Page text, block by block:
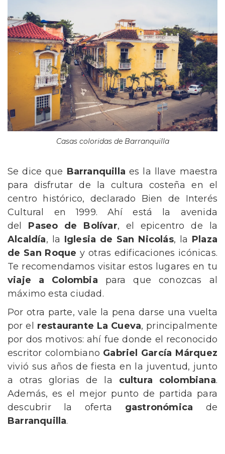
Casas coloridas de Barranquilla
Se dice que Barranquilla es la llave maestra
para disfrutar de la cultura costeña en el
centro histórico, declarado Bien de Interés
Cultural en 1999. Ahí está la avenida
del
Paseo de Bolívar, el epicentro de la
Alcaldía, la Iglesia de San Nicolás, la Plaza
de San Roque y otras edificaciones icónicas.
Te recomendamos visitar estos lugares en tu
viaje a Colombia para que conozcas al
máximo esta ciudad.
Por otra parte, vale la pena darse una vuelta
por el restaurante La Cueva, principalmente
por dos motivos: ahí fue donde el reconocido
escritor colombiano Gabriel García Márquez
vivió sus años de fiesta en la juventud, junto
a otras glorias de la cultura colombiana.
Además, es el mejor punto de partida para
descubrir la oferta gastronómica de
Barranquilla.